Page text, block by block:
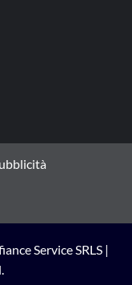
Service SRLS |